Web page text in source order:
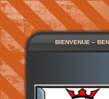
BIENVENUE –